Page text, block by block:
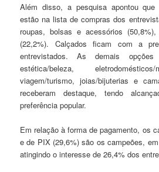
Além disso, a pesquisa apontou
estão na lista de compras dos
roupas, bolsas e acessórios
(22,2%). Calçados ficam com a
entrevistados. As demais
estética/beleza,
viagem/turismo, joias/bijuterias e
receberam destaque, tendo
preferência popular.
Em relação à forma de pagamento, os
e de PIX (29,6%) são os campeões,
atingindo o interesse de 26,4% dos